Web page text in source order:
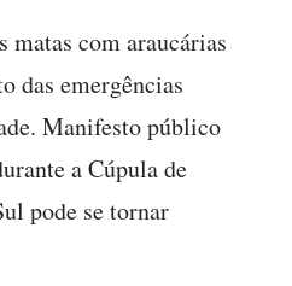
matas com araucárias
das emergências
Manifesto público
a Cúpula de
pode se tornar